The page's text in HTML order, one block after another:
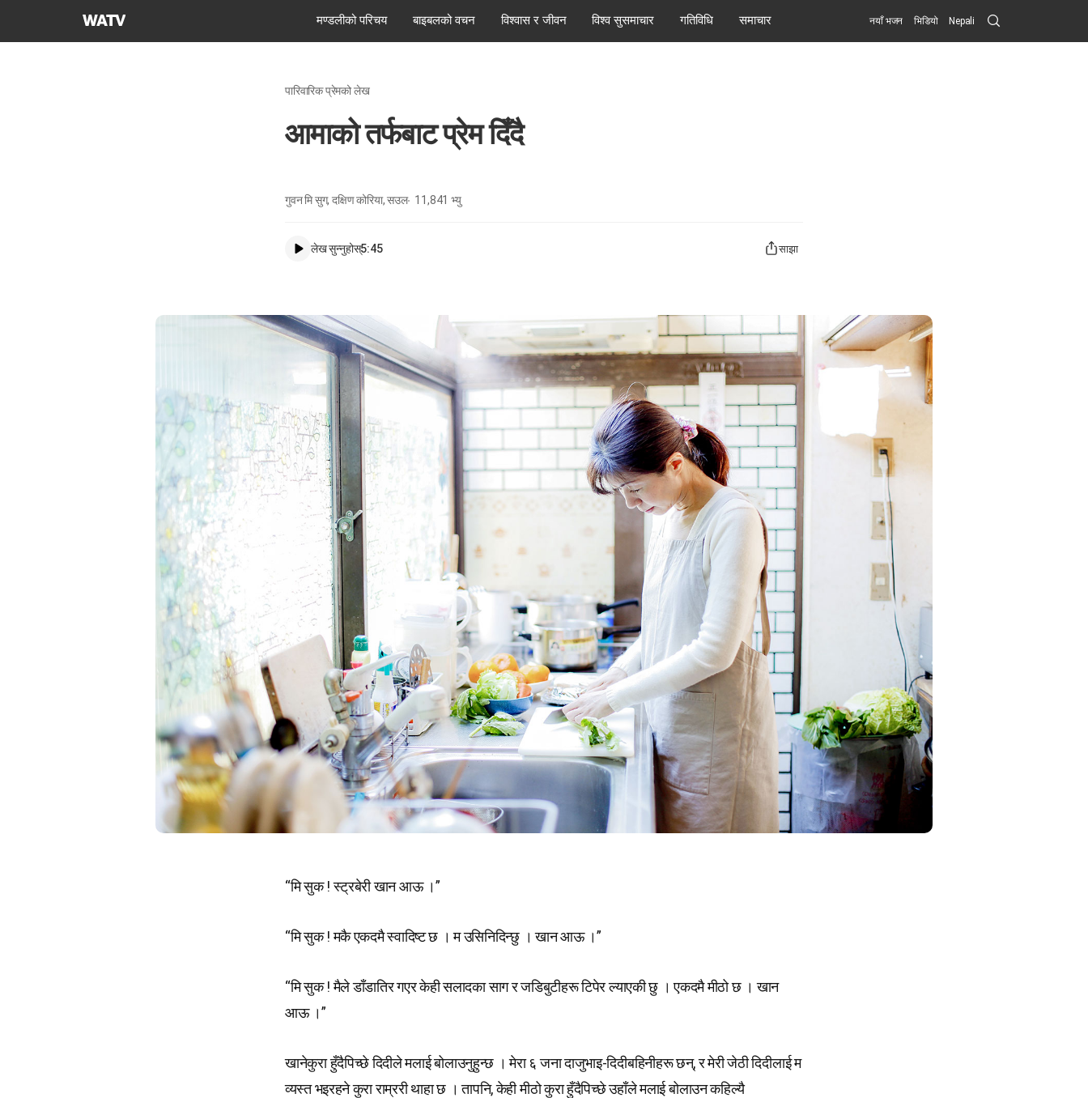
परमेश्वरको
मण्डलीको परिचय बाइबलको वचन विश्वास र जीवन विश्व सुसमाचार गतिविधि समाचार नयाँ भजन भिडियो Nepali Search
Submit
पारिवारिक प्रेमको लेख
आमाको तर्फबाट प्रेम दिँदै
गुवन मि सुग, दक्षिण कोरिया, सउल 11,841भ्यु
लेख सुन्नुहोस्5:45 साझा
“मि सुक ! स्ट्रबेरी खान आऊ ।”
“मि सुक ! मकै एकदमै स्वादिष्ट छ । म उसिनिदिन्छु । खान आऊ ।”
“मि सुक ! मैले डाँडातिर गएर केही सलादका साग र जडिबुटीहरू टिपेर ल्याएकी छु । एकदमै मीठो छ । खान
आऊ ।”
खानेकुरा हुँदैपिच्छे दिदीले मलाई बोलाउनुहुन्छ । मेरा ६ जना दाजुभाइ-दिदीबहिनीहरू छन्, र मेरी जेठी दिदीलाई म
व्यस्त भइरहने कुरा राम्ररी थाहा छ । तापनि, केही मीठो कुरा हुँदैपिच्छे उहाँले मलाई बोलाउन कहिल्यै